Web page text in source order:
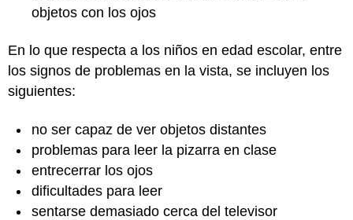
objetos con los ojos
En lo que respecta a los niños en edad escolar, entre
los signos de problemas en la vista, se incluyen los
siguientes:
no ser capaz de ver objetos distantes
problemas para leer la pizarra en clase
entrecerrar los ojos
dificultades para leer
sentarse demasiado cerca del televisor